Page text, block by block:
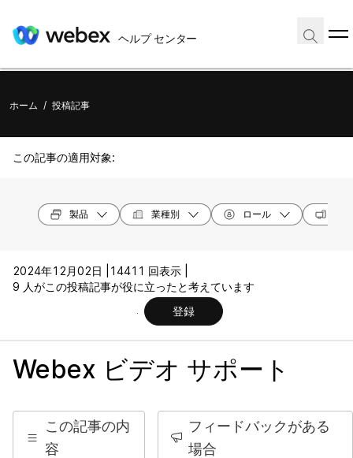
ヘルプ センター
ホーム / 投稿記事
この記事の適用対象:
製品 業種別 ロール
2024年12月02日 |
14411 回表示 |
9 人がこの投稿記事が役に立ったと考えています
登録
Webex ビデオ サポート
この記事の内
容
フィードバックがある
場合